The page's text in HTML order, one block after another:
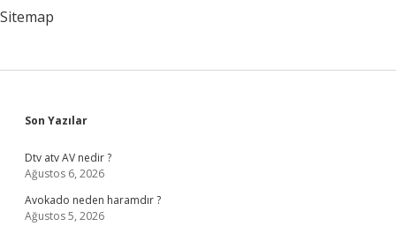
Sitemap
Sidebar
Son Yazılar
Dtv atv AV nedir ?
Ağustos 6, 2026
Avokado neden haramdır ?
Ağustos 5, 2026